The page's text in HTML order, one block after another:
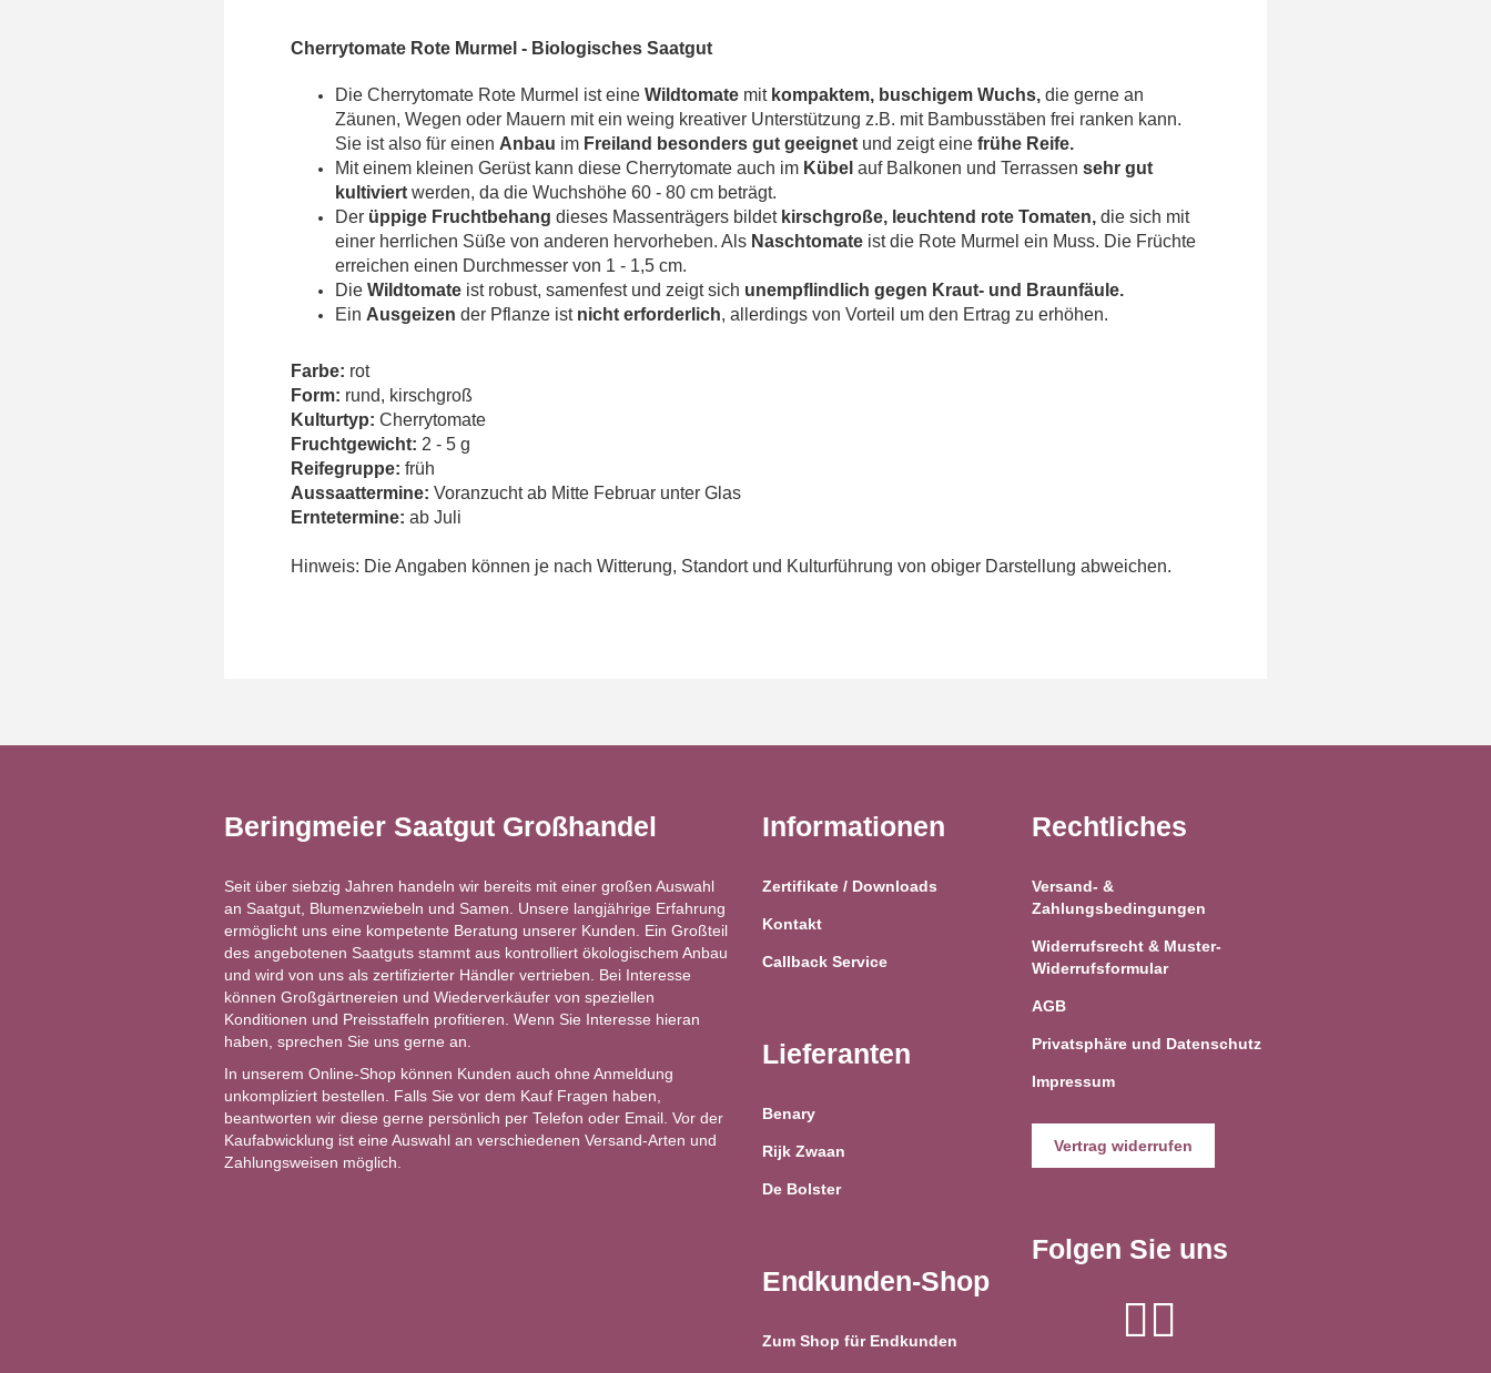
Cherrytomate Rote Murmel - Biologisches Saatgut
Die Cherrytomate Rote Murmel ist eine Wildtomate mit kompaktem, buschigem Wuchs, die gerne an
Zäunen, Wegen oder Mauern mit ein weing kreativer Unterstützung z.B. mit Bambusstäben frei ranken kann.
Sie ist also für einen Anbau im Freiland besonders gut geeignet und zeigt eine frühe Reife.
Mit einem kleinen Gerüst kann diese Cherrytomate auch im Kübel auf Balkonen und Terrassen sehr gut
kultiviert werden, da die Wuchshöhe 60 - 80 cm beträgt.
Der üppige Fruchtbehang dieses Massenträgers bildet kirschgroße, leuchtend rote Tomaten, die sich mit
einer herrlichen Süße von anderen hervorheben. Als Naschtomate ist die Rote Murmel ein Muss. Die Früchte
erreichen einen Durchmesser von 1 - 1,5 cm.
Die Wildtomate ist robust, samenfest und zeigt sich unempflindlich gegen Kraut- und Braunfäule.
Ein Ausgeizen der Pflanze ist nicht erforderlich, allerdings von Vorteil um den Ertrag zu erhöhen.
Farbe: rot
Form: rund, kirschgroß
Kulturtyp: Cherrytomate
Fruchtgewicht: 2 - 5 g
Reifegruppe: früh
Aussaattermine: Voranzucht ab Mitte Februar unter Glas
Erntetermine: ab Juli
Hinweis: Die Angaben können je nach Witterung, Standort und Kulturführung von obiger Darstellung abweichen.
Beringmeier Saatgut Großhandel
Seit über siebzig Jahren handeln wir bereits mit einer großen Auswahl
an Saatgut, Blumenzwiebeln und Samen. Unsere langjährige Erfahrung
ermöglicht uns eine kompetente Beratung unserer Kunden. Ein Großteil
des angebotenen Saatguts stammt aus kontrolliert ökologischem Anbau
und wird von uns als zertifizierter Händler vertrieben. Bei Interesse
können Großgärtnereien und Wiederverkäufer von speziellen
Konditionen und Preisstaffeln profitieren. Wenn Sie Interesse hieran
haben, sprechen Sie uns gerne an.
In unserem Online-Shop können Kunden auch ohne Anmeldung
unkompliziert bestellen. Falls Sie vor dem Kauf Fragen haben,
beantworten wir diese gerne persönlich per Telefon oder Email. Vor der
Kaufabwicklung ist eine Auswahl an verschiedenen Versand-Arten und
Zahlungsweisen möglich.
Informationen
Zertifikate / Downloads
Kontakt
Callback Service
Lieferanten
Benary
Rijk Zwaan
De Bolster
Endkunden-Shop
Zum Shop für Endkunden
Rechtliches
Versand- &
Zahlungsbedingungen
Widerrufsrecht & Muster-
Widerrufsformular
AGB
Privatsphäre und Datenschutz
Impressum
Vertrag widerrufen
Folgen Sie uns